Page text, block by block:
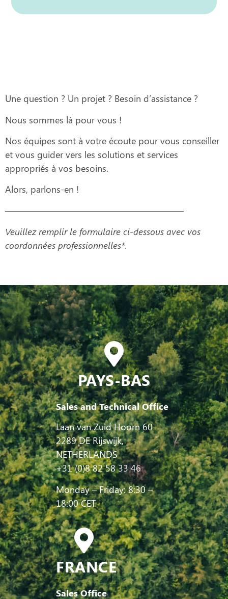
Une question ? Un projet ? Besoin d’assistance ?
Nous sommes là pour vous !
Nos équipes sont à votre écoute pour vous conseiller
et vous guider vers les solutions et services
appropriés à vos besoins.
Alors, parlons-en !
———————————————————–
Veuillez remplir le formulaire ci-dessous avec vos
coordonnées professionnelles*.
PAYS-BAS
Sales and Technical Office
Laan van Zuid Hoorn 60
2289 DE Rijswijk,
NETHERLANDS
+31 (0)8 82 58 33 46
Monday – Friday: 8:30 –
18:00 CET
FRANCE
Sales Office